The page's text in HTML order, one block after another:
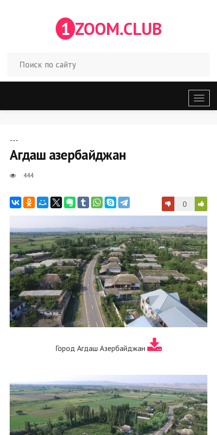
1 ZOOM.CLUB
меню
---
Агдаш азербайджан
444
0
Город Агдаш Азербайджан